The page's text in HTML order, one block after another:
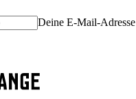
Deine E-Mail-Adresse